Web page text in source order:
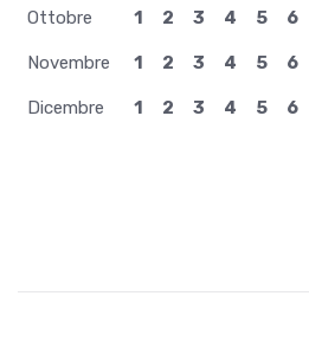
Ottobre 1 2 3 4 5 6
Novembre 1 2 3 4 5 6
Dicembre 1 2 3 4 5 6